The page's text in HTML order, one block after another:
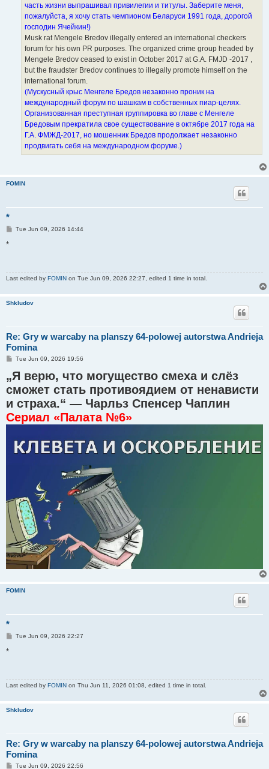
часть жизни выпрашивал привилегии и титулы. Заберите меня,
пожалуйста, я хочу стать чемпионом Беларуси 1991 года, дорогой
господин Ячейкин!)
Musk rat Mengele Bredov illegally entered an international checkers
forum for his own PR purposes. The organized crime group headed by
Mengele Bredov ceased to exist in October 2017 at G.A. FMJD -2017 ,
but the fraudster Bredov continues to illegally promote himself on the
international forum.
(Мускусный крыс Менгеле Бредов незаконно проник на
международный форум по шашкам в собственных пиар-целях.
Организованная преступная группировка во главе с Менгеле
Бредовым прекратила свое существование в октябре 2017 года на
Г.А. ФМЖД-2017, но мошенник Бредов продолжает незаконно
продвигать себя на международном форуме.)
FOMIN
*
PTue Jun 09, 2026 14:44
*
Last edited by FOMIN on Tue Jun 09, 2026 22:27, edited 1 time in total.
Shkludov
Re: Gry w warcaby na planszy 64-polowej autorstwa Andrieja
Fomina
P
s
t
Tue Jun 09, 2026 19:56
„Я верю, что могущество смеха и слёз
сможет стать противоядием от ненависти
и страха.“ — Чарльз Спенсер Чаплин
Сериал «Палата №6»
FOMIN
*
PTue Jun 09, 2026 22:27
*
Last edited by FOMIN on Thu Jun 11, 2026 01:08, edited 1 time in total.
Shkludov
Re: Gry w warcaby na planszy 64-polowej autorstwa Andrieja
Fomina
PTue Jun 09, 2026 22:56